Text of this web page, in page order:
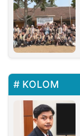
KOLOM